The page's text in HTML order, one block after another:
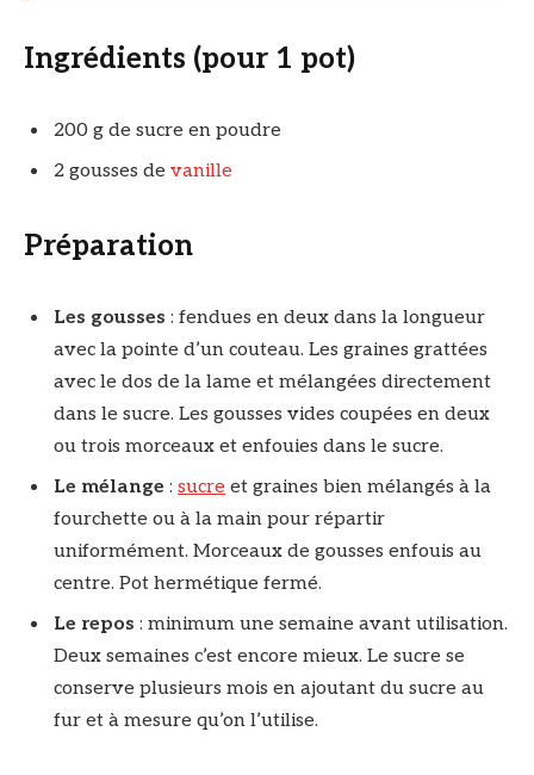
Ingrédients (pour 1 pot)
200 g de sucre en poudre
2 gousses de vanille
Préparation
Les gousses : fendues en deux dans la longueur
avec la pointe d’un couteau. Les graines grattées
avec le dos de la lame et mélangées directement
dans le sucre. Les gousses vides coupées en deux
ou trois morceaux et enfouies dans le sucre.
Le mélange : sucre et graines bien mélangés à la
fourchette ou à la main pour répartir
uniformément. Morceaux de gousses enfouis au
centre. Pot hermétique fermé.
Le repos : minimum une semaine avant utilisation.
Deux semaines c’est encore mieux. Le sucre se
conserve plusieurs mois en ajoutant du sucre au
fur et à mesure qu’on l’utilise.